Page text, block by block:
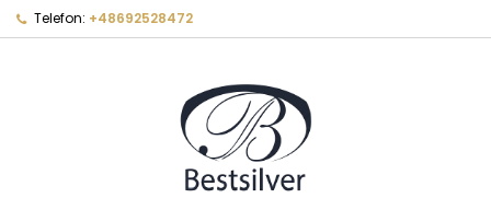
Telefon: +48692528472
Moje listy życzeń ×
Utwórz nową listę
Utwórz listę życzeń ×
Nazwa listy życzeń
Zaloguj się ×
Musisz być zalogowany by zapisać produkty na
swojej liście życzeń.
Anuluj